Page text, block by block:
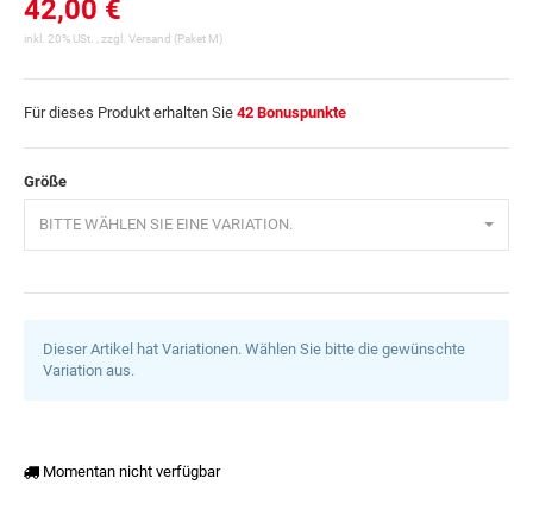
42,00 €
inkl. 20% USt. , zzgl. Versand (Paket M)
Für dieses Produkt erhalten Sie 42 Bonuspunkte
Größe
BITTE WÄHLEN SIE EINE VARIATION.
Dieser Artikel hat Variationen. Wählen Sie bitte die gewünschte
Variation aus.
Momentan nicht verfügbar